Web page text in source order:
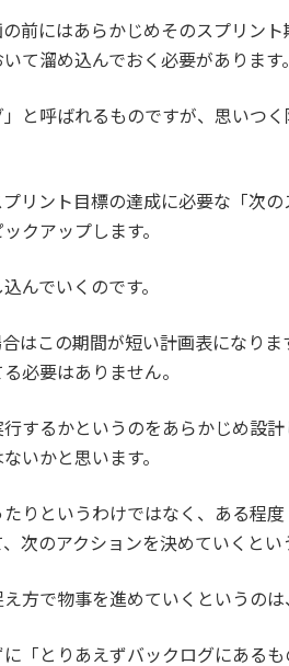
前にはあらかじめそのスプリン
て溜め込んでおく必要があります。
と呼ばれるものですが、思いつ
リント目標の達成に必要な「次
クアップします。
んでいくのです。
はこの期間が短い計画表になり
必要はありません。
するかというのをあらかじめ設
いかと思います。
りというわけではなく、ある程
次のアクションを決めていくとい
方で物事を進めていくというのは
「とりあえずバックログにある